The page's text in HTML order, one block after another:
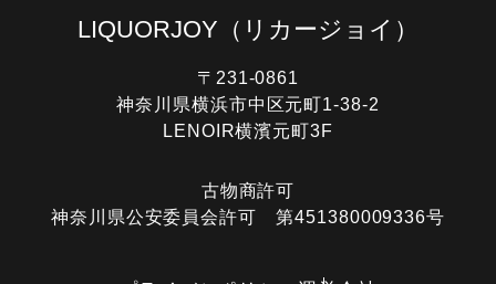
LIQUORJOY （リカージョイ）
〒231-0861
神奈川県横浜市中区元町1-38-2
LENOIR横濱元町3F
古物商許可
神奈川県公安委員会許可 第451380009336号